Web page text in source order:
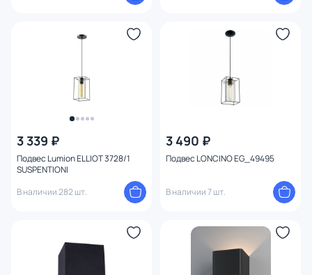
3 339 ₽
Подвес Lumion ELLIOT 3728/1
SUSPENTIONI
В наличии 282 шт.
3 490 ₽
Подвес LONCINO EG_49495
В наличии 7 шт.